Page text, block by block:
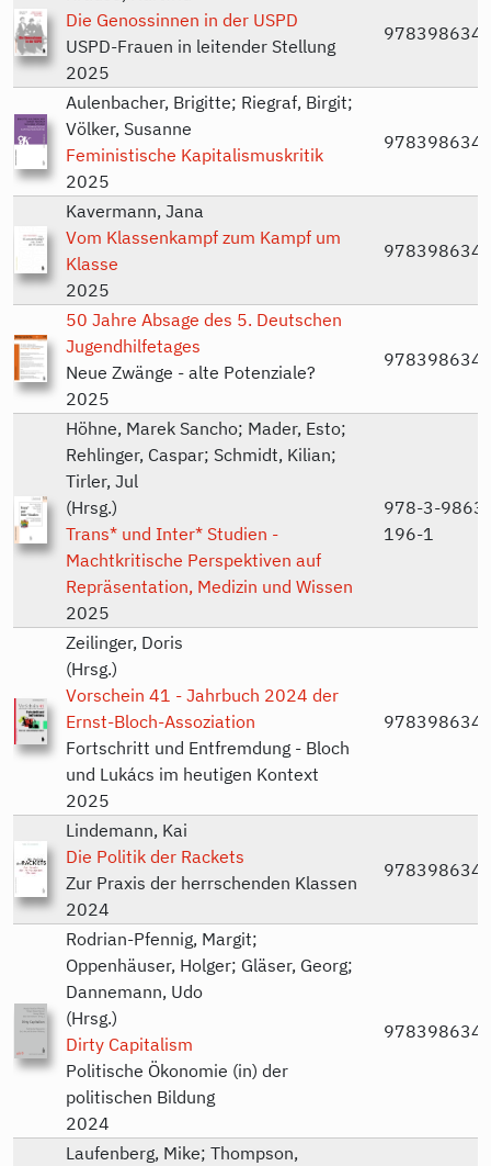
Die Genossinnen in der USPD
USPD-Frauen in leitender Stellung
2025
Aulenbacher, Brigitte; Riegraf, Birgit;
Völker, Susanne
Feministische Kapitalismuskritik
2025
Kavermann, Jana
Vom Klassenkampf zum Kampf um
Klasse
2025
50 Jahre Absage des 5. Deutschen
Jugendhilfetages
Neue Zwänge - alte Potenziale?
2025
Höhne, Marek Sancho; Mader, Esto;
Rehlinger, Caspar; Schmidt, Kilian;
Tirler, Jul
(Hrsg.)
Trans* und Inter* Studien -
Machtkritische Perspektiven auf
Repräsentation, Medizin und Wissen
2025
978-3-
196-1
Zeilinger, Doris
(Hrsg.)
Vorschein 41 - Jahrbuch 2024 der
Ernst-Bloch-Assoziation
Fortschritt und Entfremdung - Bloch
und Lukács im heutigen Kontext
2025
Lindemann, Kai
Die Politik der Rackets
Zur Praxis der herrschenden Klassen
2024
Rodrian-Pfennig, Margit;
Oppenhäuser, Holger; Gläser, Georg;
Dannemann, Udo
(Hrsg.)
Dirty Capitalism
Politische Ökonomie (in) der
politischen Bildung
2024
Laufenberg, Mike; Thompson,